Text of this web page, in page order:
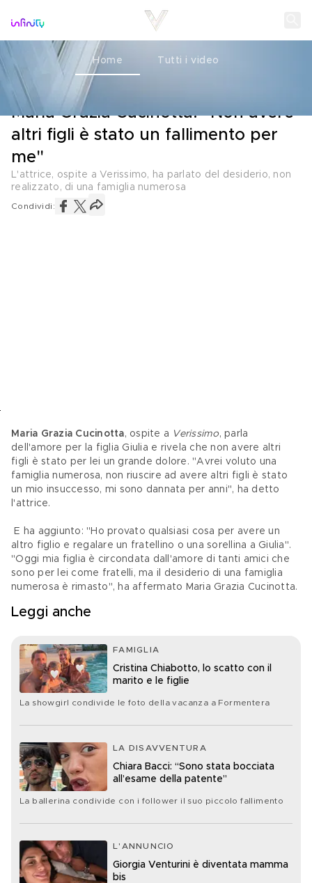
Home Tutti i video
L'INTERVISTA
Maria Grazia Cucinotta: "Non avere
altri figli è stato un fallimento per
me"
L'attrice, ospite a Verissimo, ha parlato del desiderio, non
realizzato, di una famiglia numerosa
Condividi:
Maria Grazia Cucinotta, ospite a Verissimo, parla
dell'amore per la figlia Giulia e rivela che non avere altri
figli è stato per lei un grande dolore. "Avrei voluto una
famiglia numerosa, non riuscire ad avere altri figli è stato
un mio insuccesso, mi sono dannata per anni", ha detto
l'attrice.
altro figlio e regalare un fratellino o una sorellina a Giulia".
"Oggi mia figlia è circondata dall'amore di tanti amici che
sono per lei come fratelli, ma il desiderio di una famiglia
numerosa è rimasto", ha affermato Maria Grazia Cucinotta.
Leggi anche
FAMIGLIA
Cristina Chiabotto, lo scatto con il
marito e le figlie
La showgirl condivide le foto della vacanza a Formentera
LA DISAVVENTURA
Chiara Bacci: “Sono stata bocciata
all’esame della patente”
La ballerina condivide con i follower il suo piccolo fallimento
L'ANNUNCIO
Giorgia Venturini è diventata mamma
bis